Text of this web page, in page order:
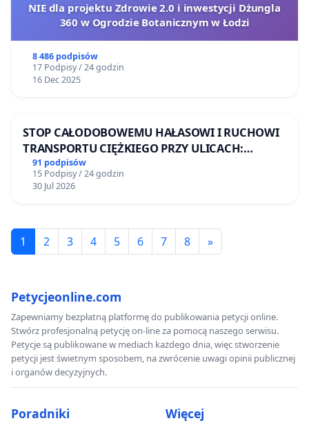
NIE dla projektu Zdrowie 2.0 i inwestycji Dżungla
360 w Ogrodzie Botanicznym w Łodzi
8 486 podpisów
17 Podpisy / 24 godzin
16 Dec 2025
STOP CAŁODOBOWEMU HAŁASOWI I RUCHOWI
TRANSPORTU CIĘŻKIEGO PRZY ULICACH:
DRUCKIEGO-LUBECKIEGO, STALMACHA I
RUGIAŃSKIEJ
91 podpisów
15 Podpisy / 24 godzin
30 Jul 2026
1 2 3 4 5 6 7 8 »
Petycjeonline.com
Zapewniamy bezpłatną platformę do publikowania petycji online.
Stwórz profesjonalną petycję on-line za pomocą naszego serwisu.
Petycje są publikowane w mediach każdego dnia, więc stworzenie
petycji jest świetnym sposobem, na zwrócenie uwagi opinii publicznej
i organów decyzyjnych.
Poradniki Więcej